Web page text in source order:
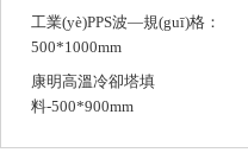
工業(yè)PPS波—規(guī)格：
500*1000mm
康明高溫冷卻塔填
料-500*900mm